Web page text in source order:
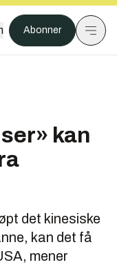
Abonner
kan
det kinesiske
kan det få
mener